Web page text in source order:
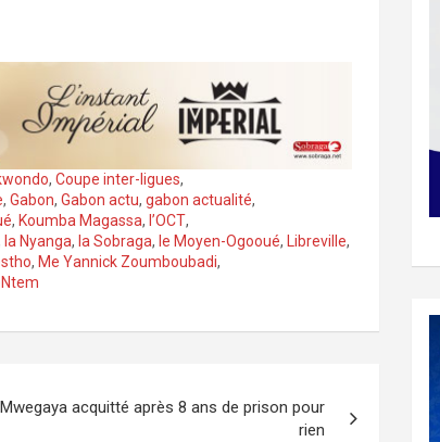
, Coupe inter-ligues,
, Gabon, Gabon actu, gabon actualité,
, Koumba Magassa, l’OCT,
la Nyanga, la Sobraga, le Moyen-Ogooué, Libreville,
, Me Yannick Zoumboubadi,
acquitté après 8 ans de prison pour
rien